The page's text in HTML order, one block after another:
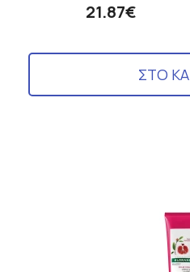
21.87€
ΣΤΟ